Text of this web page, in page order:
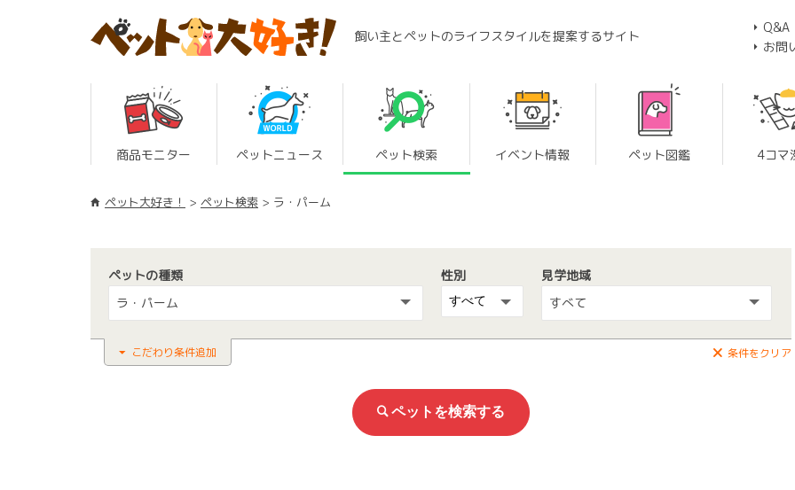
飼い主とペットのライフスタイルを提案するサイト
Q&A
お問
商品モニター ペットニュース ペット検索 イベント情報 ペット図鑑 4コマ
ペット大好き！ ペット検索 ラ・パーム
ペットの種類
ラ・パーム
性別
見学地域
すべて
こだわり条件追加 条件をクリア